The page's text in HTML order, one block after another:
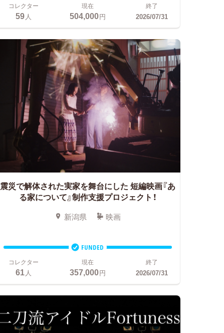
コレクター
59 人
現在
504,000円
終了
2026/07/31
震災で解体された実家を舞台にした 短編映画『あ
る家について』制作支援プロジェクト！
新潟県 映画
FUNDED
コレクター
61人
現在
357,000円
終了
2026/07/31